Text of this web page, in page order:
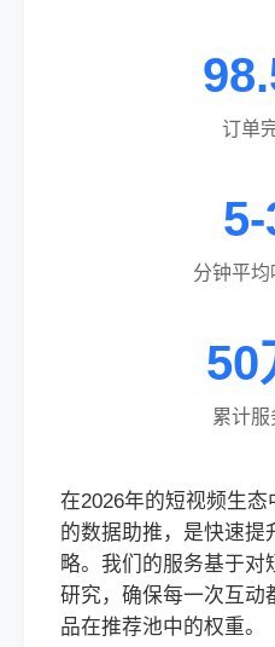
订单
分钟平均
50
累计服
在2026年的短视频生
的数据助推，是快速提
略。我们的服务基于对
研究，确保每一次互动
品在推荐池中的权重。